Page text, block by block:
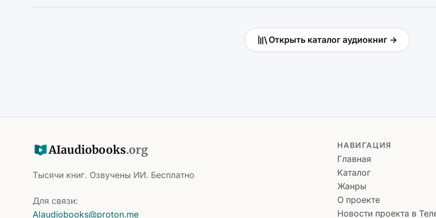
Открыть каталог аудиокниг →
AIaudiobooks.org
Тысячи книг. Озвучены ИИ. Бесплатно
Для связи:
AIaudiobooks@proton.me
НАВИГАЦИЯ
Главная
Каталог
Жанры
О проекте
Новости проекта в